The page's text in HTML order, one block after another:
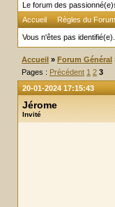
Le forum des
Accueil
Règles du Forum
Vous n'êtes pas identifié(e).
Accueil » Forum Général
Pages : Précédent 1 2 3
20-01-2024 17:15:43
Jérome
Invité